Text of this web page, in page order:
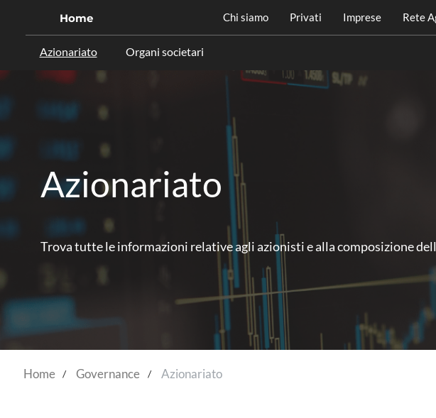
Home Chi siamo Privati Imprese Rete
Azionariato Organi societari
Azionariato
Trova tutte le informazioni relative agli azionisti e alla composizione
Home Governance Azionariato